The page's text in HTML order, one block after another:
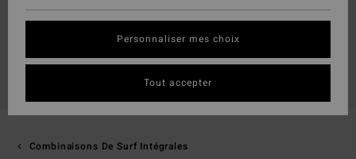
Combinaisons De Surf Intégrales
Personnaliser mes choix
Tout accepter